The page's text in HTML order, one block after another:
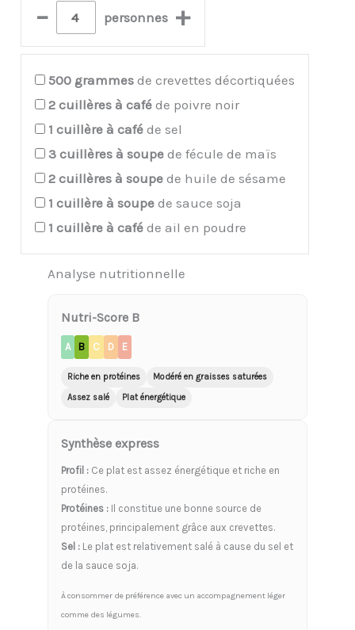
– personnes +
500 grammes de crevettes décortiquées
2 cuillères à café de poivre noir
1 cuillère à café de sel
3 cuillères à soupe de fécule de maïs
2 cuillères à soupe de huile de sésame
1 cuillère à soupe de sauce soja
1 cuillère à café de ail en poudre
Analyse nutritionnelle
Nutri-Score B
A B C D E
Riche en protéines
Modéré en graisses saturées
Assez salé
Plat énergétique
Synthèse express
Profil : Ce plat est assez énergétique et riche en
protéines.
Protéines : Il constitue une bonne source de
protéines, principalement grâce aux crevettes.
Sel : Le plat est relativement salé à cause du sel et
de la sauce soja.
À consommer de préférence avec un accompagnement léger
comme des légumes.